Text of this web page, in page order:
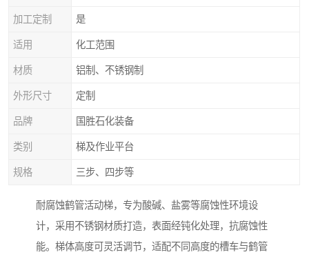
加工定制 是
适用 化工范围
材质 铝制、不锈钢制
外形尺寸 定制
品牌 国胜石化装备
类别 梯及作业平台
规格 三步、四步等
耐腐蚀鹤管活动梯，专为酸碱、盐雾等腐蚀性环境设
计，采用不锈钢材质打造，表面经钝化处理，抗腐蚀性
能。梯体高度可灵活调节，适配不同高度的槽车与鹤管